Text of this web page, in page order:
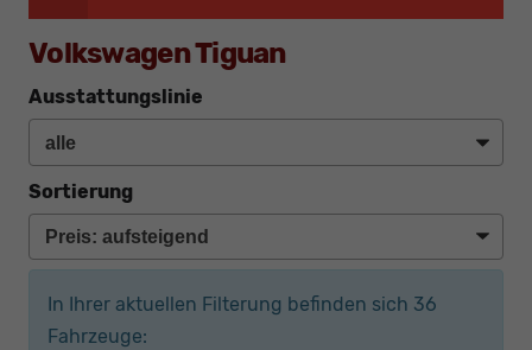
Volkswagen Tiguan
Ausstattungslinie
Sortierung
In Ihrer aktuellen Filterung befinden sich 36
Fahrzeuge: